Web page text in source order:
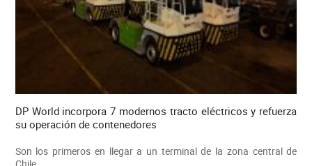
DP World incorpora 7 modernos tracto eléctricos y refuerza
su operación de contenedores
Son los primeros en llegar a un terminal de la zona central de